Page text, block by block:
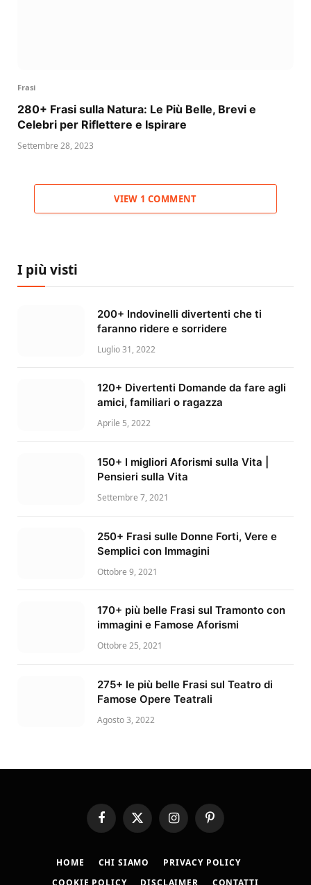
Frasi
280+ Frasi sulla Natura: Le Più Belle, Brevi e
Celebri per Riflettere e Ispirare
Settembre 28, 2023
VIEW 1 COMMENT
I più visti
200+ Indovinelli divertenti che ti
faranno ridere e sorridere
Luglio 31, 2022
120+ Divertenti Domande da fare agli
amici, familiari o ragazza
Aprile 5, 2022
150+ I migliori Aforismi sulla Vita |
Pensieri sulla Vita
Settembre 7, 2021
250+ Frasi sulle Donne Forti, Vere e
Semplici con Immagini
Ottobre 9, 2021
170+ più belle Frasi sul Tramonto con
immagini e Famose Aforismi
Ottobre 25, 2021
275+ le più belle Frasi sul Teatro di
Famose Opere Teatrali
Agosto 3, 2022
Facebook
X
InstagramPinterest
HOME CHI SIAMO
PRIVACY POLICY